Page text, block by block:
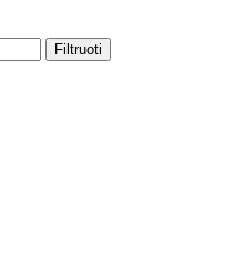
Filtruoti